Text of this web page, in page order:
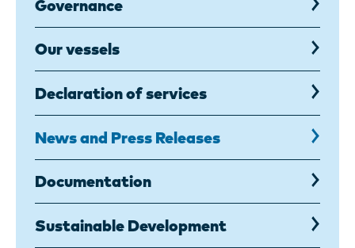
Governance
Our vessels
Declaration of services
News and Press Releases
Documentation
Sustainable Development